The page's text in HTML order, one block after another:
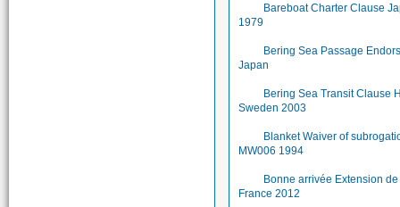
Bareboat Charter Clause
1979
Bering Sea Passage
Japan
Bering Sea Transit Clause
Sweden 2003
Blanket Waiver of
MW006 1994
Bonne arrivée Extension
France 2012